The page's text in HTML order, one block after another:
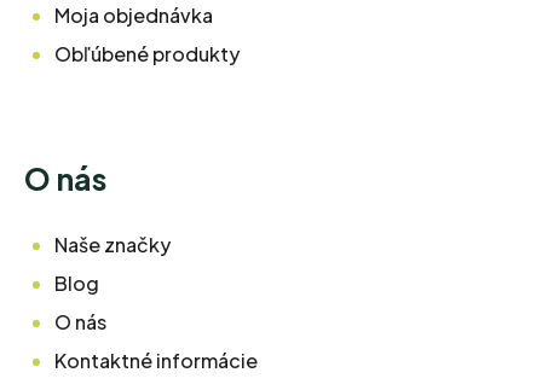
Moja objednávka
Obľúbené produkty
O nás
Naše značky
Blog
O nás
Kontaktné informácie